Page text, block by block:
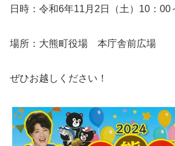
日時：令和6年11月2日（土）10：00
場所：大熊町役場 本庁舎前広場
ぜひお越しください！